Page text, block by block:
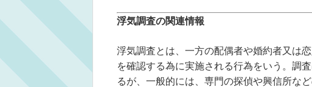
浮気調査の関連情報
浮気調査とは、一方の配偶者や婚約者又は
を確認する為に実施される行為をいう。調
るが、一般的には、専門の探偵や興信所な